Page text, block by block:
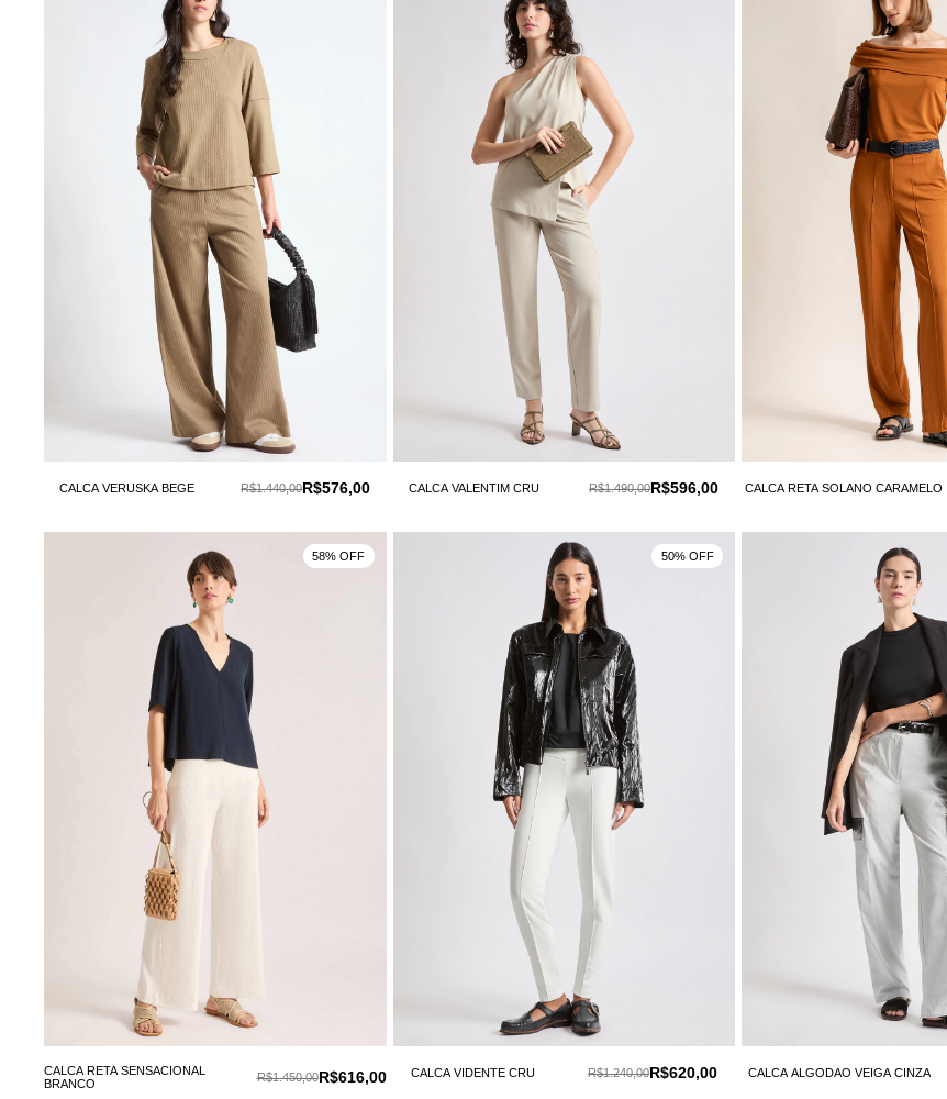
CALCA VERUSKA BEGE R$576,00
R$1.440,00 CALCA VALENTIM CRU R$596,00
R$1.490,00 CALCA RETA SOLANO CARAMELO
CALCA RETA SENSACIONAL
BRANCO
R$616,00
R$1.450,00
58% OFF
CALCA VIDENTE CRU R$620,00
R$1.240,00
50% OFF
CALCA ALGODAO VEIGA CINZA